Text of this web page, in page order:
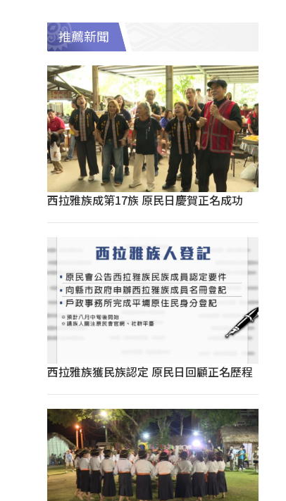
推薦新聞
西拉雅族成第17族 原民日慶賀正名成功
西拉雅族獲民族認定 原民日回顧正名歷程